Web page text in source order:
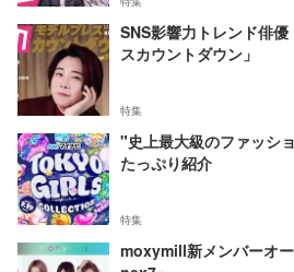
SNS影響力トレンド俳
スカウントダウン」
特集
"史上最大級のファッシ
たっぷり紹介
特集
moxymill新メンバーオ